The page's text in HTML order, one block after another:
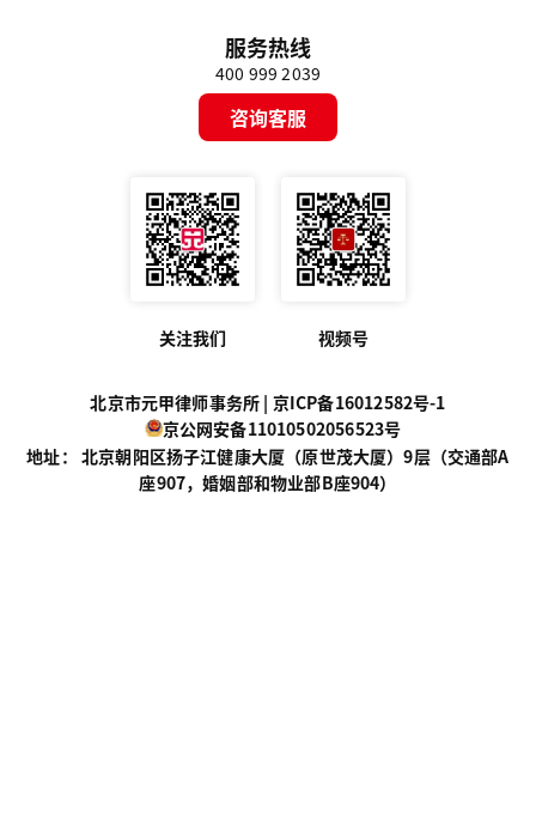
服务热线
400 999 2039
咨询客服
关注我们 视频号
北京市元甲律师事务所 | 京ICP备16012582号-1
京公网安备11010502056523号
地址： 北京朝阳区扬子江健康大厦（原世茂大厦）9层（交通部A
座907，婚姻部和物业部B座904）